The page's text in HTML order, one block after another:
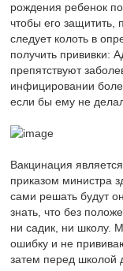
рождения ребенок
чтобы его
следует колоть в
получить
препятствуют
инфицировании
если бы ему не
Вакцинация
приказом министра
сами решать будут
знать, что без
ни садик, ни школу.
ошибку и не
затем перед школой